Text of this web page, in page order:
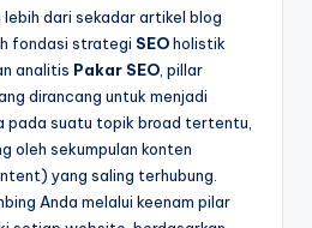
lebih dari sekadar artikel blog
fondasi strategi SEOholistik
analitis Pakar SEO, pillar
dirancang untuk menjadi
pada suatu topik broad tertentu,
oleh sekumpulan konten
yang saling terhubung.
Anda melalui keenam pilar